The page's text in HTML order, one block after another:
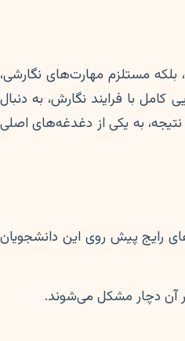
مستلزم مهارت‌های نگارشی،
با فرایند نگارش، به دنبال
به یکی از دغدغه‌های اصلی
رایج پیش روی این دانشجویان
آن دچار مشکل می‌شوند.